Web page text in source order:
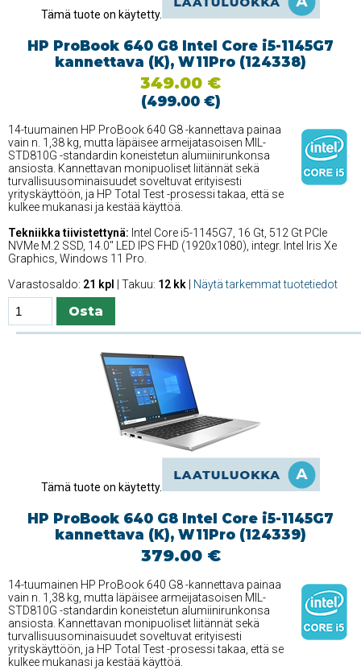
Tämä tuote on käytetty.
HP ProBook 640 G8 Intel Core i5-1145G7
kannettava (K), W11Pro (124338)
349.00 €
(499.00 €)
14-tuumainen HP ProBook 640 G8 -kannettava painaa
vain n. 1,38 kg, mutta läpäisee armeijatasoisen MIL-
STD810G -standardin koneistetun alumiinirunkonsa
ansiosta. Kannettavan monipuoliset liitännät sekä
turvallisuusominaisuudet soveltuvat erityisesti
yrityskäyttöön, ja HP Total Test -prosessi takaa, että se
kulkee mukanasi ja kestää käyttöä.
Tekniikka tiivistettynä: Intel Core i5-1145G7, 16 Gt, 512 Gt PCIe
NVMe M.2 SSD, 14.0'' LED IPS FHD (1920x1080), integr. Intel Iris Xe
Graphics, Windows 11 Pro.
Varastosaldo: 21 kpl | Takuu: 12 kk Näytä tarkemmat tuotetiedot
Tämä tuote on käytetty.
HP ProBook 640 G8 Intel Core i5-1145G7
kannettava (K), W11Pro (124339)
379.00 €
14-tuumainen HP ProBook 640 G8 -kannettava painaa
vain n. 1,38 kg, mutta läpäisee armeijatasoisen MIL-
STD810G -standardin koneistetun alumiinirunkonsa
ansiosta. Kannettavan monipuoliset liitännät sekä
turvallisuusominaisuudet soveltuvat erityisesti
yrityskäyttöön, ja HP Total Test -prosessi takaa, että se
kulkee mukanasi ja kestää käyttöä.